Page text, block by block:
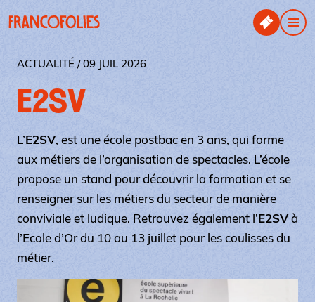
ACTUALITÉ / 09 JUIL 2026
E2SV
L’E2SV, est une école postbac en 3 ans, qui forme
aux métiers de l’organisation de spectacles. L’école
propose un stand pour découvrir la formation et se
renseigner sur les métiers du secteur de manière
conviviale et ludique. Retrouvez également l’E2SVà
l’Ecole d’Or du 10 au 13 juillet pour les coulisses du
métier.